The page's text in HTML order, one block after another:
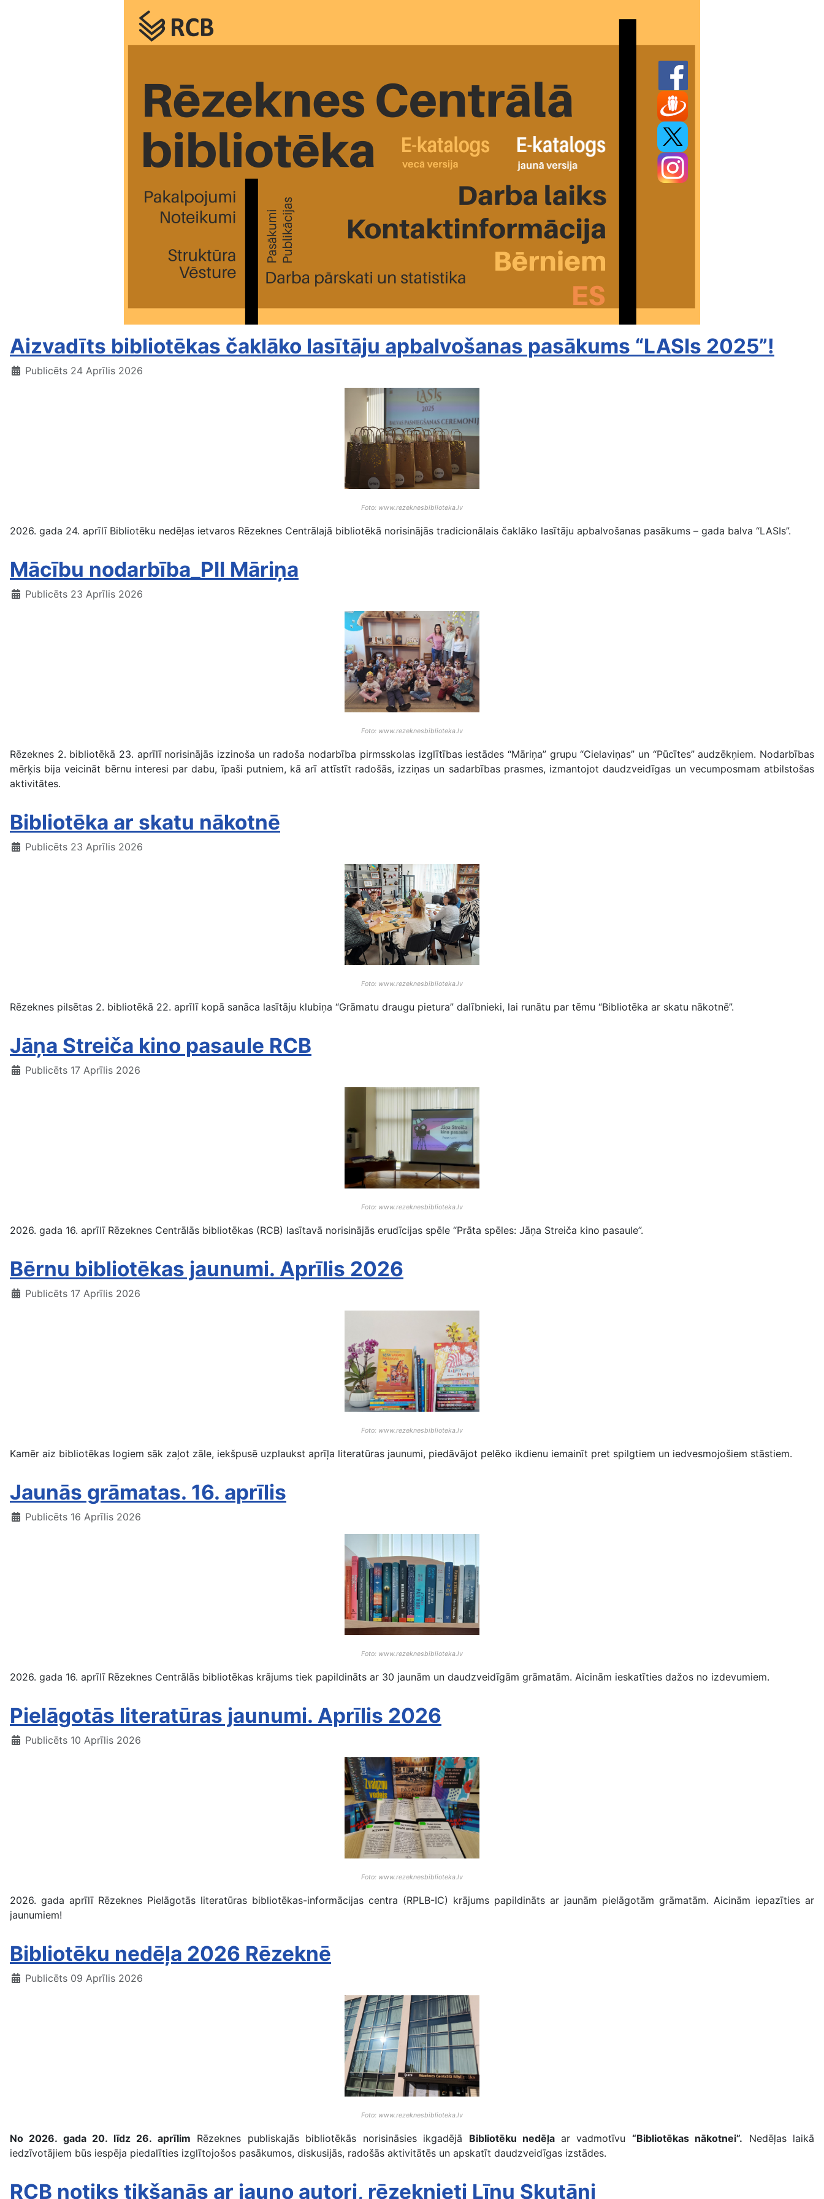
Aizvadīts bibliotēkas čaklāko lasītāju apbalvošanas pasākums “LASIs 2025”!
Publicēts 24 Aprīlis 2026
Foto: www.rezeknesbiblioteka.lv
2026. gada 24. aprīlī Bibliotēku nedēļas ietvaros Rēzeknes Centrālajā bibliotēkā norisinājās tradicionālais čaklāko lasītāju apbalvošanas pasākums – gada balva “LASIs”.
Mācību nodarbība_PII Māriņa
Publicēts 23 Aprīlis 2026
Foto: www.rezeknesbiblioteka.lv
Rēzeknes 2. bibliotēkā 23. aprīlī norisinājās izzinoša un radoša nodarbība pirmsskolas izglītības iestādes “Māriņa” grupu “Cielaviņas” un “Pūcītes” audzēkņiem. Nodarbības
mērķis bija veicināt bērnu interesi par dabu, īpaši putniem, kā arī attīstīt radošās, izziņas un sadarbības prasmes, izmantojot daudzveidīgas un vecumposmam atbilstošas
aktivitātes.
Bibliotēka ar skatu nākotnē
Publicēts 23 Aprīlis 2026
Foto: www.rezeknesbiblioteka.lv
Rēzeknes pilsētas 2. bibliotēkā 22. aprīlī kopā sanāca lasītāju klubiņa “Grāmatu draugu pietura” dalībnieki, lai runātu par tēmu “Bibliotēka ar skatu nākotnē”.
Jāņa Streiča kino pasaule RCB
Publicēts 17 Aprīlis 2026
Foto: www.rezeknesbiblioteka.lv
2026. gada 16. aprīlī Rēzeknes Centrālās bibliotēkas (RCB) lasītavā norisinājās erudīcijas spēle “Prāta spēles: Jāņa Streiča kino pasaule”.
Bērnu bibliotēkas jaunumi. Aprīlis 2026
Publicēts 17 Aprīlis 2026
Foto: www.rezeknesbiblioteka.lv
Kamēr aiz bibliotēkas logiem sāk zaļot zāle, iekšpusē uzplaukst aprīļa literatūras jaunumi, piedāvājot pelēko ikdienu iemainīt pret spilgtiem un iedvesmojošiem stāstiem.
Jaunās grāmatas. 16. aprīlis
Publicēts 16 Aprīlis 2026
Foto: www.rezeknesbiblioteka.lv
2026. gada 16. aprīlī Rēzeknes Centrālās bibliotēkas krājums tiek papildināts ar 30 jaunām un daudzveidīgām grāmatām. Aicinām ieskatīties dažos no izdevumiem.
Pielāgotās literatūras jaunumi. Aprīlis 2026
Publicēts 10 Aprīlis 2026
Foto: www.rezeknesbiblioteka.lv
2026. gada aprīlī Rēzeknes Pielāgotās literatūras bibliotēkas-informācijas centra (RPLB-IC) krājums papildināts ar jaunām pielāgotām grāmatām. Aicinām iepazīties ar
jaunumiem!
Bibliotēku nedēļa 2026 Rēzeknē
Publicēts 09 Aprīlis 2026
Foto: www.rezeknesbiblioteka.lv
No 2026. gada 20. līdz 26. aprīlim Rēzeknes publiskajās bibliotēkās norisināsies ikgadējā Bibliotēku nedēļa ar vadmotīvu “Bibliotēkas nākotnei”. Nedēļas laikā
iedzīvotājiem būs iespēja piedalīties izglītojošos pasākumos, diskusijās, radošās aktivitātēs un apskatīt daudzveidīgas izstādes.
RCB notiks tikšanās ar jauno autori, rēzeknieti Līnu Skutāni